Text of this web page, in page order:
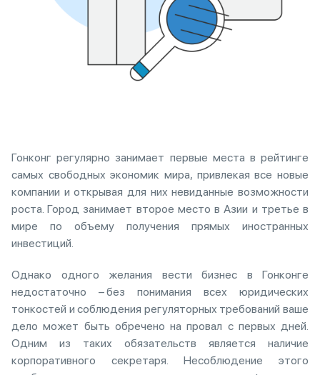
Гонконг регулярно занимает первые места в рейтинге
самых свободных экономик мира, привлекая все новые
компании и открывая для них невиданные возможности
роста. Город занимает второе место в Азии и третье в
мире по объему получения прямых иностранных
инвестиций.
Однако одного желания вести бизнес в Гонконге
недостаточно – без понимания всех юридических
тонкостей и соблюдения регуляторных требований ваше
дело может быть обречено на провал с первых дней.
Одним из таких обязательств является наличие
корпоративного секретаря. Несоблюдение этого